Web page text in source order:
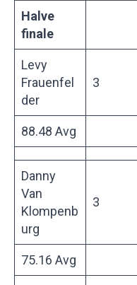
Halve
finale
Levy
Frauenfel
der
3
88.48 Avg
Danny
Van
Klompenb
urg
3
75.16 Avg